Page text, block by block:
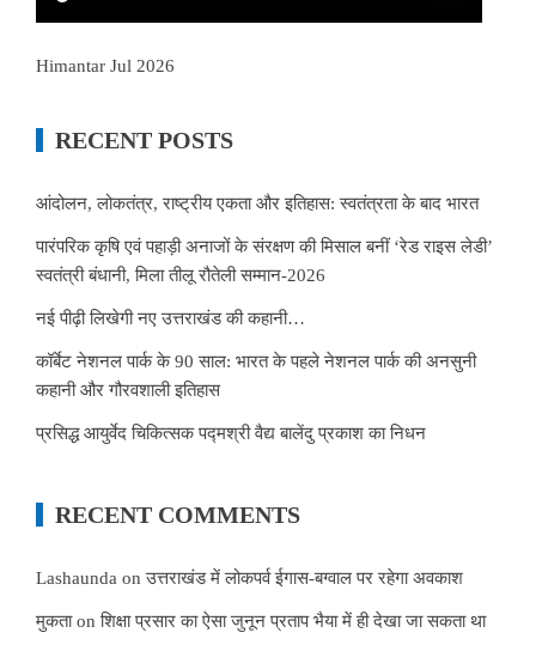
Himantar Jul 2026
RECENT POSTS
आंदोलन, लोकतंत्र, राष्ट्रीय एकता और इतिहास: स्वतंत्रता के बाद भारत
पारंपरिक कृषि एवं पहाड़ी अनाजों के संरक्षण की मिसाल बनीं ‘रेड राइस लेडी’
स्वतंत्री बंधानी, मिला तीलू रौतेली सम्मान-2026
नई पीढ़ी लिखेगी नए उत्तराखंड की कहानी…
कॉर्बेट नेशनल पार्क के 90 साल: भारत के पहले नेशनल पार्क की अनसुनी
कहानी और गौरवशाली इतिहास
प्रसिद्ध आयुर्वेद चिकित्सक पद्मश्री वैद्य बालेंदु प्रकाश का निधन
RECENT COMMENTS
Lashaunda onउत्तराखंड में लोकपर्व ईगास-बग्वाल पर रहेगा अवकाश
मुकताonशिक्षा प्रसार का ऐसा जुनून प्रताप भैया में ही देखा जा सकता था